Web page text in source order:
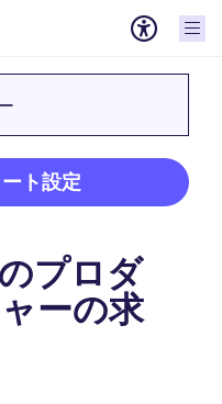
ト設定
プロダ
ーの求